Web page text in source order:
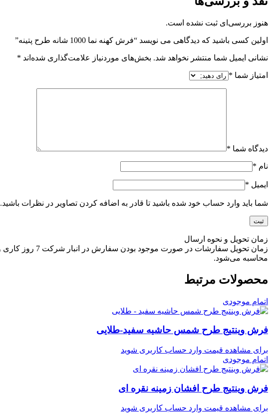
هنوز بررسی‌ای ثبت نشده است.
اولین کسی باشید که دیدگاهی می نویسد “فرش کهنه نما 1000 شانه طرح پتینه”
نشانی ایمیل شما منتشر نخواهد شد. بخش‌های موردنیاز علامت‌گذاری شده‌اند *
امتیاز شما *
دیدگاه شما *
نام *
ایمیل *
شما باید وارد حساب خود شده باشید تا قادر به اضافه کردن تصاویر در نظرات باشید.
زمان تحویل و نحوه ارسال
محاسبه می‌شود.
محصولات مرتبط
اتمام موجودی
فرش وینتیج طرح شمس حاشیه سفید-طلایی
برای مشاهده قیمت وارد حساب کاربری شوید
اتمام موجودی
فرش وینتیج طرح افشان زمینه نقره ای
برای مشاهده قیمت وارد حساب کاربری شوید